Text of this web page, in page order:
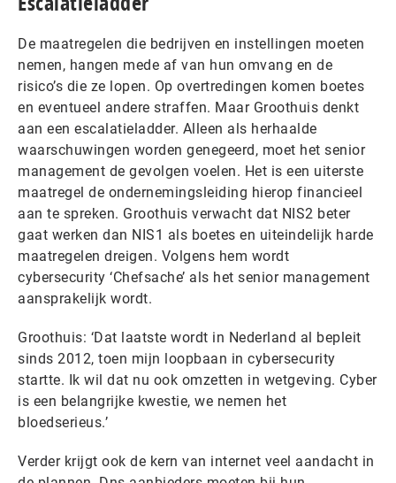
De maatregelen die bedrijven en instellingen moeten
nemen, hangen mede af van hun omvang en de
risico’s die ze lopen. Op overtredingen komen boetes
en eventueel andere straffen. Maar Groothuis denkt
aan een escalatieladder. Alleen als herhaalde
waarschuwingen worden genegeerd, moet het senior
management de gevolgen voelen. Het is een uiterste
maatregel de ondernemingsleiding hierop financieel
aan te spreken. Groothuis verwacht dat NIS2 beter
gaat werken dan NIS1 als boetes en uiteindelijk harde
maatregelen dreigen. Volgens hem wordt
cybersecurity ‘Chefsache’ als het senior management
aansprakelijk wordt.
Groothuis: ‘Dat laatste wordt in Nederland al bepleit
sinds 2012, toen mijn loopbaan in cybersecurity
startte. Ik wil dat nu ook omzetten in wetgeving. Cyber
is een belangrijke kwestie, we nemen het
bloedserieus.’
Verder krijgt ook de kern van internet veel aandacht in